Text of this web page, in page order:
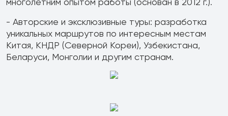
- Авторские и эксклюзивные туры: разработка
уникальных маршрутов по интересным местам
Китая, КНДР (Северной Кореи), Узбекистана,
Беларуси, Монголии и другим странам.